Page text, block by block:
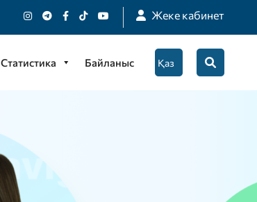
Жеке кабинет
Статистика Байланыс